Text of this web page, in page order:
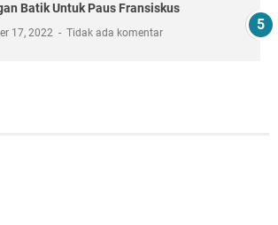
Batik Untuk Paus Fransiskus
17, 2022 Tidak ada komentar